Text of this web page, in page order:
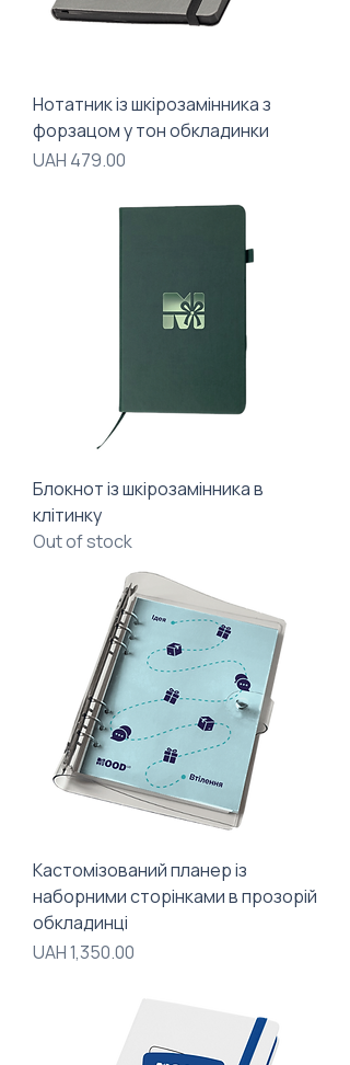
Нотатник із шкірозамінника з
форзацом у тон обкладинки
Price
UAH 479.00
Блокнот із шкірозамінника в
клітинку
Out of stock
Кастомізований планер із
наборними сторінками в прозорій
обкладинці
Price
UAH 1,350.00